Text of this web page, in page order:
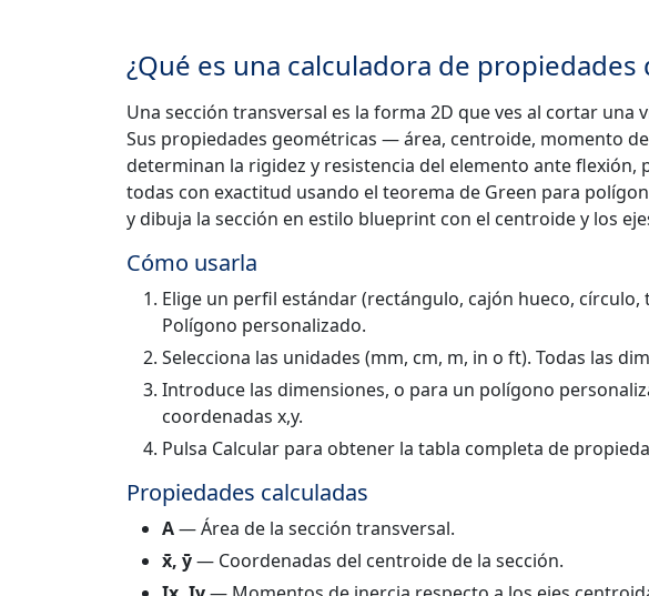
¿Qué es una calculadora de propiedades
Una sección transversal es la forma 2D que ves al cortar
Sus propiedades geométricas — área, centroide, momento
determinan la rigidez y resistencia del elemento ante flexión,
todas con exactitud usando el teorema de Green para
y dibuja la sección en estilo blueprint con el centroide y los
Cómo usarla
Elige un perfil estándar (rectángulo, cajón hueco,
Polígono personalizado.
Selecciona las unidades (mm, cm, m, in o ft). Todas las
Introduce las dimensiones, o para un polígono
coordenadas x,y.
Pulsa Calcular para obtener la tabla completa de
Propiedades calculadas
A— Área de la sección transversal.
x̄, ȳ— Coordenadas del centroide de la sección.